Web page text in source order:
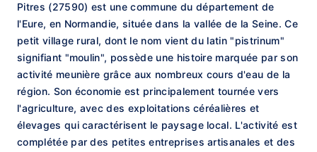
Pitres (27590) est une commune du département de
l'Eure, en Normandie, située dans la vallée de la Seine. Ce
petit village rural, dont le nom vient du latin "pistrinum"
signifiant "moulin", possède une histoire marquée par son
activité meunière grâce aux nombreux cours d'eau de la
région. Son économie est principalement tournée vers
l'agriculture, avec des exploitations céréalières et
élevages qui caractérisent le paysage local. L'activité est
complétée par des petites entreprises artisanales et des